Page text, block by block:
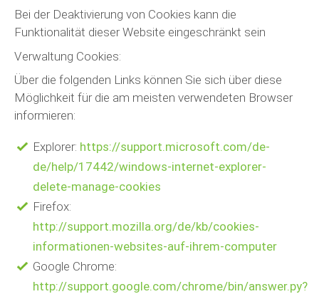
Bei der Deaktivierung von Cookies kann die
Funktionalität dieser Website eingeschränkt sein
Verwaltung Cookies:
Über die folgenden Links können Sie sich über diese
Möglichkeit für die am meisten verwendeten Browser
informieren:
Explorer: https://support.microsoft.com/de-
de/help/17442/windows-internet-explorer-
delete-manage-cookies
Firefox:
http://support.mozilla.org/de/kb/cookies-
informationen-websites-auf-ihrem-computer
Google Chrome:
http://support.google.com/chrome/bin/answer.py?